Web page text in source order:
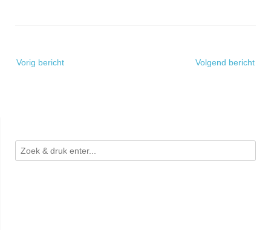
navigatie
Vorig bericht Volgend bericht